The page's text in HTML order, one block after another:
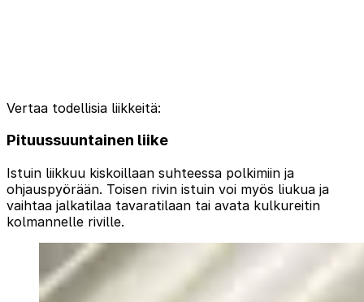
Vertaa todellisia liikkeitä:
Pituussuuntainen liike
Istuin liikkuu kiskoillaan suhteessa polkimiin ja
ohjauspyörään. Toisen rivin istuin voi myös liukua ja
vaihtaa jalkatilaa tavaratilaan tai avata kulkureitin
kolmannelle riville.